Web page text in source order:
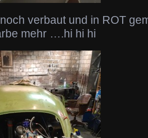
verbaut und in ROT
mehr ….hi hi hi